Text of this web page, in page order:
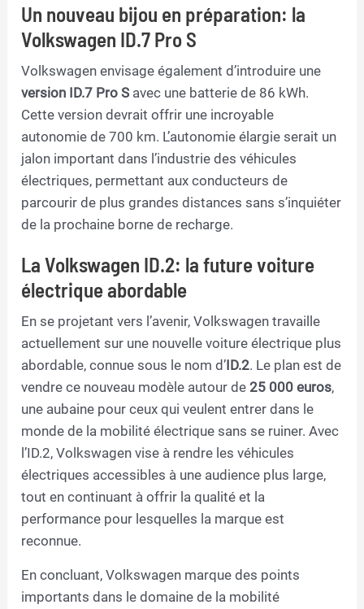
Un nouveau bijou en préparation: la
Volkswagen ID.7 Pro S
Volkswagen envisage également d’introduire une
version ID.7 Pro S avec une batterie de 86 kWh.
Cette version devrait offrir une incroyable
autonomie de 700 km. L’autonomie élargie serait un
jalon important dans l’industrie des véhicules
électriques, permettant aux conducteurs de
parcourir de plus grandes distances sans s’inquiéter
de la prochaine borne de recharge.
La Volkswagen ID.2: la future voiture
électrique abordable
En se projetant vers l’avenir, Volkswagen travaille
actuellement sur une nouvelle voiture électrique plus
abordable, connue sous le nom d’ID.2. Le plan est de
vendre ce nouveau modèle autour de25 000 euros,
une aubaine pour ceux qui veulent entrer dans le
monde de la mobilité électrique sans se ruiner. Avec
l’ID.2, Volkswagen vise à rendre les véhicules
électriques accessibles à une audience plus large,
tout en continuant à offrir la qualité et la
performance pour lesquelles la marque est
reconnue.
En concluant, Volkswagen marque des points
importants dans le domaine de la mobilité